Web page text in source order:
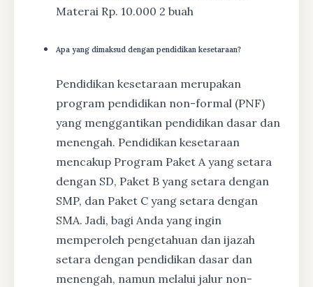
Materai Rp. 10.000 2 buah
Apa yang dimaksud dengan pendidikan kesetaraan?
Pendidikan kesetaraan merupakan
program pendidikan non-formal (PNF)
yang menggantikan pendidikan dasar dan
menengah. Pendidikan kesetaraan
mencakup Program Paket A yang setara
dengan SD, Paket B yang setara dengan
SMP, dan Paket C yang setara dengan
SMA. Jadi, bagi Anda yang ingin
memperoleh pengetahuan dan ijazah
setara dengan pendidikan dasar dan
menengah, namun melalui jalur non-